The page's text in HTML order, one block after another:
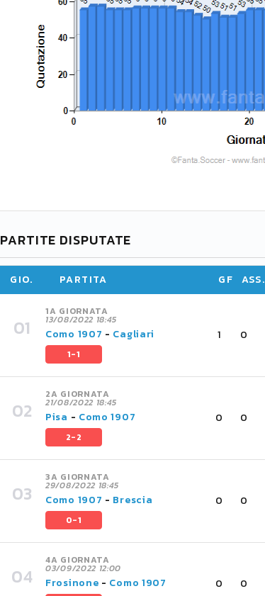
PARTITE DISPUTATE
GIO. PARTITA GF ASS.
1A GIORNATA
13/08/2022 18:45
Como 1907 - Cagliari
1-1
1 0
2A GIORNATA
21/08/2022 18:45
Pisa - Como 1907
2-2
0 0
3A GIORNATA
29/08/2022 18:45
Como 1907 - Brescia
0-1
0 0
4A GIORNATA
03/09/2022 12:00
Frosinone - Como 1907 0 0